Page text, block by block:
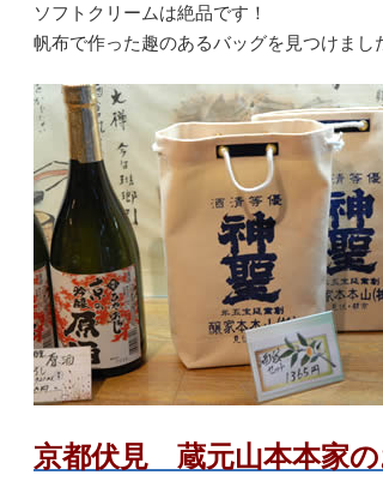
ソフトクリームは絶品です！
帆布で作った趣のあるバッグを見つけまし
京都伏見 蔵元山本本家の